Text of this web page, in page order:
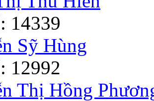
14339
Sỹ Hùng
12992
Thị Hồng